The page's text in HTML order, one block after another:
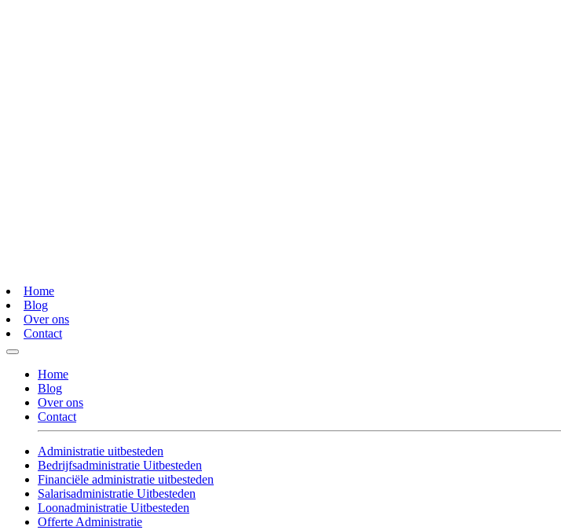
Home
Blog
Over ons
Contact
Home
Blog
Over ons
Contact
Administratie uitbesteden
Bedrijfsadministratie Uitbesteden
Financiële administratie uitbesteden
Salarisadministratie Uitbesteden
Loonadministratie Uitbesteden
Offerte Administratie